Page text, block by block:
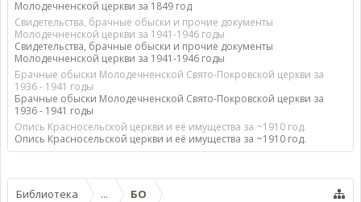
Молодечненской церкви за 1849 год
Свидетельства, брачные обыски и прочие документы
Молодечненской церкви за 1941-1946 годы
Свидетельства, брачные обыски и прочие документы
Молодечненской церкви за 1941-1946 годы
Брачные обыски Молодечненской Свято-Покровской церкви за
1936 - 1941 годы
Брачные обыски Молодечненской Свято-Покровской церкви за
1936 - 1941 годы
Опись Красносельской церкви и её имущества за ~1910 год.
Опись Красносельской церкви и её имущества за ~1910 год.
Библиотека ... БО